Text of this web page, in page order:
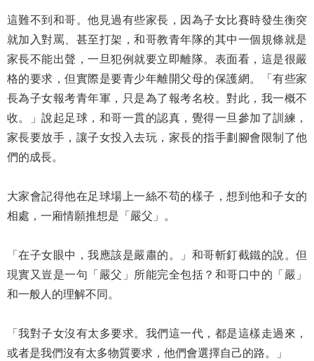
這難不到和哥。他見過有些家長，因為子女比賽時發生衡突
就加入對罵、甚至打架，和哥教青年隊的其中一個規條就是
家長不能出聲，一旦犯例就要立即離隊。表面看，這是很嚴
格的要求，但實際是要青少年離開父母的保護網。「有些家
長為子女報考青年軍，只是為了報考名校。對此，我一概不
收。」說起足球，和哥一貫的認真，覺得一旦參加了訓練，
家長要放手，讓子女投入去玩，家長的指手劃腳會限制了他
們的成長。
大家會記得他在足球場上一絲不苟的樣子，想到他和子女的
相處，一廂情願推想是「嚴父」。
「在子女眼中，我應該是嚴肅的。」和哥斬釘截鐵的說。但
現實又豈是一句「嚴父」所能完全包括？和哥口中的「嚴」
和一般人的理解不同。
「我對子女沒有太多要求。我們這一代，都是這樣走過來，
或者是我們沒有太多物質要求，他們會選擇自己的路。」